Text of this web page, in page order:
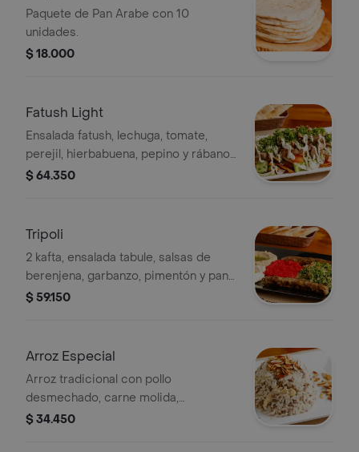
Paquete de Pan Arabe con 10
unidades.
$ 18.000
Fatush Light
Ensalada fatush, lechuga, tomate,
perejil, hierbabuena, pepino y rábano,
salsa de tahini y pan árabe frito con
$ 64.350
Tripoli
2 kafta, ensalada tabule, salsas de
berenjena, garbanzo, pimentón y pan
árabe
$ 59.150
Arroz Especial
Arroz tradicional con pollo
desmechado, carne molida,
almendras y especies árabes.
$ 34.450